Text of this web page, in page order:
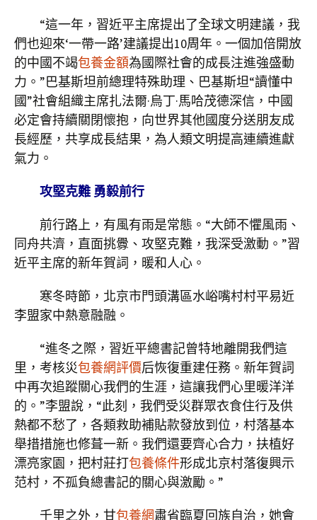
“這一年，習近平主席提出了全球文明建議，我
們也迎來‘一帶一路’建議提出10周年。一個加倍開放
的中國不竭包養金額為國際社會的成長注進強盛動
力。”巴基斯坦前總理特殊助理、巴基斯坦“讀懂中
國”社會組織主席扎法爾·烏丁·馬哈茂德深信，中國
必定會持續關閉懷抱，向世界其他國度分送朋友成
長經歷，共享成長結果，為人類文明提高連續進獻
氣力。
攻堅克難 勇毅前行
前行路上，有風有雨是常態。“大師不懼風雨、
同舟共濟，直面挑釁、攻堅克難，我深受激動。”習
近平主席的新年賀詞，暖和人心。
寒冬時節，北京市門頭溝區水峪嘴村村平易近
李盟家中熱意融融。
“進冬之際，習近平總書記曾特地離開我們這
里，考核災包養網評價后恢復重建任務。新年賀詞
中再次追蹤關心我們的生涯，這讓我們心里暖洋洋
的。”李盟說，“此刻，我們受災群眾衣食住行及供
熱都不愁了，各類救助補貼款發放到位，村落基本
舉措措施也修葺一新。我們還要齊心合力，扶植好
漂亮家園，把村莊打包養條件形成北京村落復興示
范村，不孤負總書記的關心與激勵。”
千里之外，甘包養網肅省臨夏回族自治，她會